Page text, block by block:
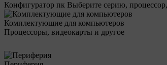
Конфигуратор пк Выберите серию,
Комплектующие для компьютеров
Процессоры, видеокарты и другое